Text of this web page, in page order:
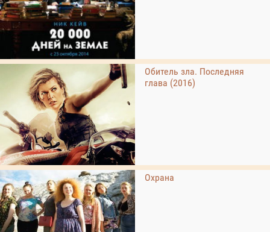
Обитель зла. Последняя
глава (2016)
Охрана